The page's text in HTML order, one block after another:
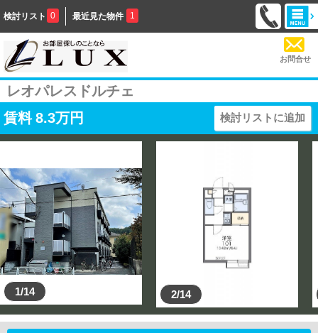
検討リスト 0 最近見た物件 1
お問合せ
レオパレスドルチェ
賃料 8.3万円 検討リストに追加
1/14 2/14